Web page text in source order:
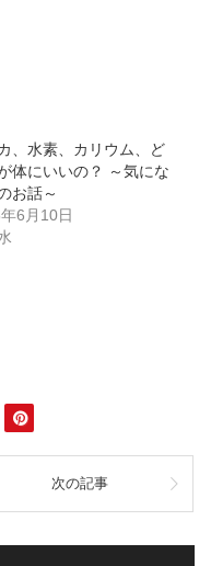
、水素、カリウム、ど
体にいいの？ ～気にな
お話～
6月10日
次の記事